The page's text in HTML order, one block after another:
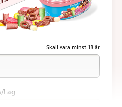
Skall vara minst 18 år
Lag